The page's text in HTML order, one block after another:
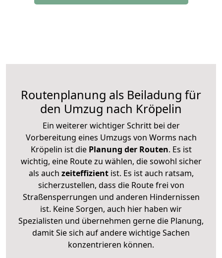
Routenplanung als Beiladung für
den Umzug nach Kröpelin
Ein weiterer wichtiger Schritt bei der
Vorbereitung eines Umzugs von Worms nach
Kröpelin ist diePlanung der Routen. Es ist
wichtig, eine Route zu wählen, die sowohl sicher
als auch zeiteffizientist. Es ist auch ratsam,
sicherzustellen, dass die Route frei von
Straßensperrungen und anderen Hindernissen
ist. Keine Sorgen, auch hier haben wir
Spezialisten und übernehmen gerne die Planung,
damit Sie sich auf andere wichtige Sachen
konzentrieren können.